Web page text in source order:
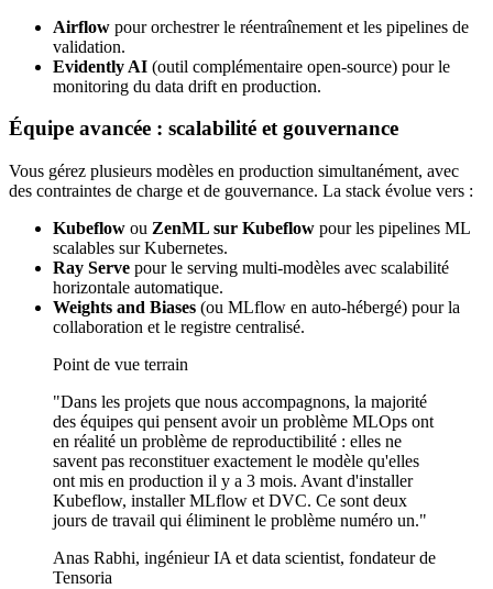
Airflow pour orchestrer le réentraînement et les pipelines de
validation.
Evidently AI (outil complémentaire open-source) pour le
monitoring du data drift en production.
Équipe avancée : scalabilité et gouvernance
Vous gérez plusieurs modèles en production simultanément, avec
des contraintes de charge et de gouvernance. La stack évolue vers :
Kubeflow ou ZenML sur Kubeflow pour les pipelines ML
scalables sur Kubernetes.
Ray Serve pour le serving multi-modèles avec scalabilité
horizontale automatique.
Weights and Biases (ou MLflow en auto-hébergé) pour la
collaboration et le registre centralisé.
Point de vue terrain
"Dans les projets que nous accompagnons, la majorité
des équipes qui pensent avoir un problème MLOps ont
en réalité un problème de reproductibilité : elles ne
savent pas reconstituer exactement le modèle qu'elles
ont mis en production il y a 3 mois. Avant d'installer
Kubeflow, installer MLflow et DVC. Ce sont deux
jours de travail qui éliminent le problème numéro un."
Anas Rabhi, ingénieur IA et data scientist, fondateur de
Tensoria